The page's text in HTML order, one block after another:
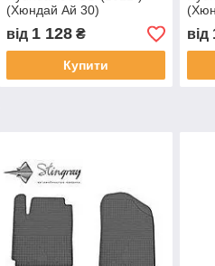
(Хюндай Ай 30)
від 1 128₴
Купити
від